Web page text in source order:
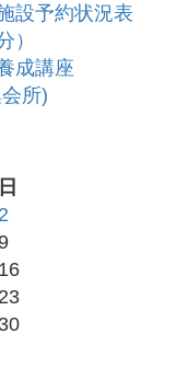
設予約状況表
）
成講座
所)
日
2
16
23
30